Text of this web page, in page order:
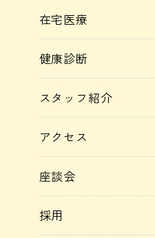
在宅医療
健康診断
スタッフ紹介
アクセス
座談会
採用